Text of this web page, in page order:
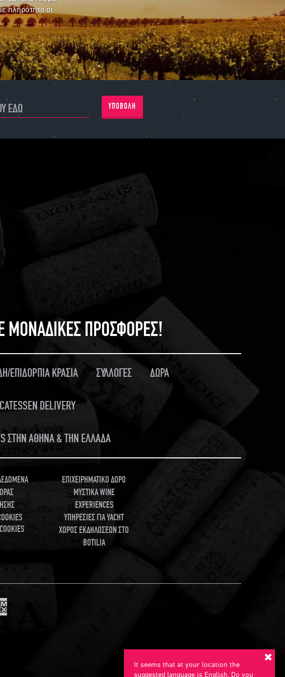
It seems that at your location the
suggested language is English. Do you
πληρότητα οι
ΥΠΟΒΟΛΗ
ΜΟΝΑΔΙΚΕΣ ΠΡΟΣΦΟΡΕΣ!
ΕΠΙΔΟΡΠΙΑ ΚΡΑΣΙΑ ΣΥΛΛΟΓΕΣ ΔΩΡΑ
DELIVERY
ΣΤΗΝ ΑΘΗΝΑ & ΤΗΝ ΕΛΛΑΔΑ
ΕΠΙΧΕΙΡΗΜΑΤΙΚΟ ΔΩΡΟ
ΜΥΣΤΙΚΑ WINE
EXPERIENCES
ΥΠΗΡΕΣΙΕΣ ΓΙΑ YACHT
ΧΩΡΟΣ ΕΚΔΗΛΩΣΕΩΝ ΣΤΟ
BOTILIA